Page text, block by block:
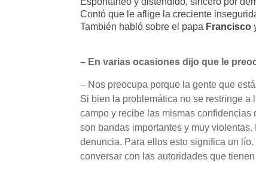
Contó que le aflige la creciente
También habló sobre el papa Francisco
– En varias ocasiones dijo que le
– Nos preocupa porque la gente que
Si bien la problemática no se restringe a
campo y recibe las mismas
son bandas importantes y muy
denuncia. Para ellos esto significa un
conversar con las autoridades que